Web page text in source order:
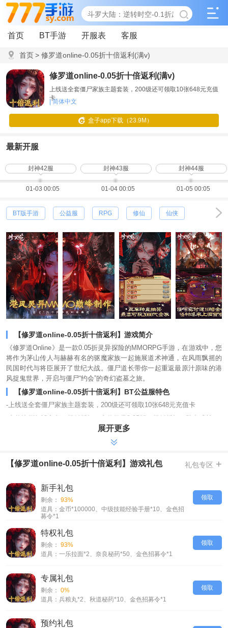
首页 BT手游 开服表 客服
首页> 修罗道online-0.05折十倍返利(满v)
修罗道online-0.05折十倍返利(满v)
上线送全套僵尸家族主题套装，200级还可领取10张648元充值
卡| 简体中文
盒子app下载（23.9M）
最新开服
封神42服
01-03 00:05
封神43服
01-04 00:05
封神44服
01-05 00:05
BT版手游 公益服 RPG 修仙 仙侠
【修罗道online-0.05折十倍返利】游戏简介
《修罗道Online》是一款0.05折灵异探险的MMORPG手游，在游戏中，您
将作为茅山传人与赫赫有名的驱魔家族一起施展道术神通，在风雨飘摇的
民国时代与将臣展开了世纪大战。僵尸道长带你一起重返最原汁原味的港
风捉鬼世界，开启与僵尸“约会”的奇幻盗墓之旅。
【修罗道online-0.05折十倍返利】BT公益服特色
-上线送全套僵尸家族主题套装，200级还可领取10张648元充值卡
-充值比例1:10金条，超低折扣，充值仅需0.05折，超低折扣，助力成长
-免单版本，每日完成活跃任务最高可获取2000元代金券
-七日福利，648充值卡免费送，登录7天总计可领100张648充值卡
-GM商城，GM商城可低价购全版本所有鬼神，助力快速成长
-七日福利，七日福利送满品鬼神精卫，还送3件航海时代主题套装
-套装钜惠，首充大礼送全套霸王别姬主题套装，累计登陆及在线额外赠送
全套城南旧事主题套装
-十倍返利，充值金条及直购礼包均可返还10倍金条，神级减负
【修罗道online-0.05折十倍返利】VIP介绍
展开更多
【修罗道online-0.05折十倍返利】游戏礼包 礼包专区 +
领取
新手礼包
剩余： 93%
道具：金币*100000、中级技能经验手册*10、金色招
募令*1
领取
特权礼包
剩余： 93%
道具：一乐拉面*2、奈良秘药*50、金色招募令*1
领取
专属礼包
剩余： 0%
道具：兵粮丸*2、秋道秘药*10、金色招募令*1
预约礼包